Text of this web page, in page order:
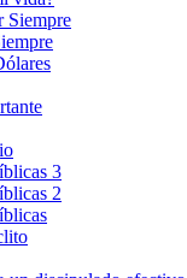
Siempre
3
2